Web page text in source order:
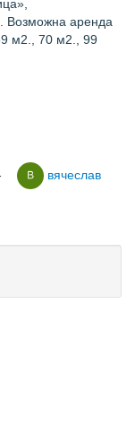
Возможна аренда
м2., 70 м2., 99
вячеслав